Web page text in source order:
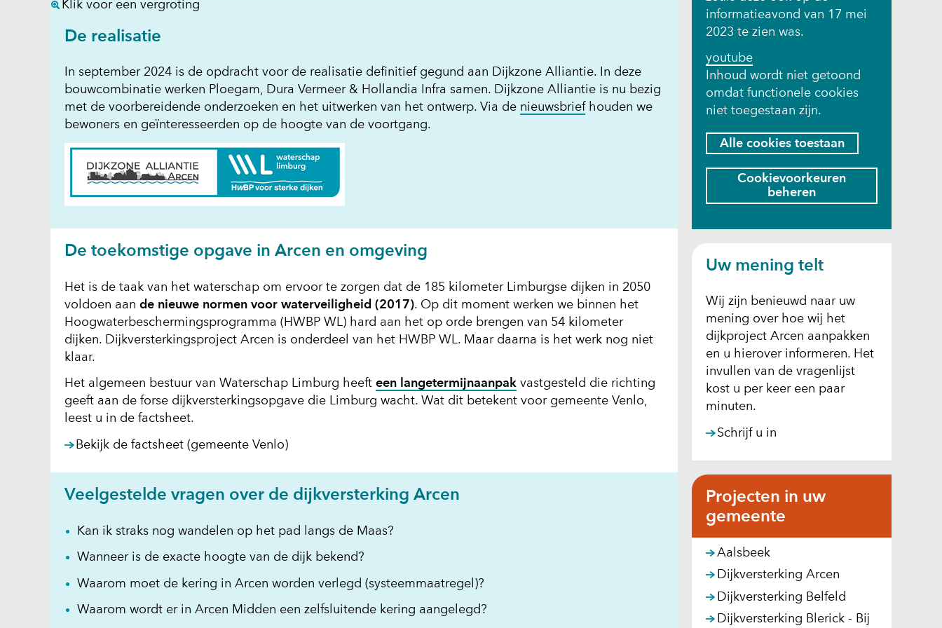
Klik voor een vergroting
De realisatie
In september 2024 is de opdracht voor de realisatie definitief gegund aan Dijkzone Alliantie. In deze
bouwcombinatie werken Ploegam, Dura Vermeer & Hollandia Infra samen. Dijkzone Alliantie is nu bezig
met de voorbereidende onderzoeken en het uitwerken van het ontwerp. Via de nieuwsbrief(opent
andere
houden we
bewoners en geïnteresseerden op de hoogte van de voortgang.
De toekomstige opgave in Arcen en omgeving
Het is de taak van het waterschap om ervoor te zorgen dat de 185 kilometer Limburgse dijken in 2050
voldoen aande nieuwe normen voor waterveiligheid (2017). Op dit moment werken we binnen het
Hoogwaterbeschermingsprogramma (HWBP WL) hard aan het op orde brengen van 54 kilometer
dijken. Dijkversterkingsproject Arcen is onderdeel van het HWBP WL. Maar daarna is het werk nog niet
klaar.
Het algemeen bestuur van Waterschap Limburg heefteen langetermijnaanpak vastgesteld die richting
geeft aan de forse dijkversterkingsopgave die Limburg wacht. Wat dit betekent voor gemeente Venlo,
leest u in de factsheet.
Bekijk de factsheet (gemeente Venlo)(opent
venster)
naar
een
andere
website)
Veelgestelde vragen over de dijkversterking Arcen
Kan ik straks nog wandelen op het pad langs de Maas?
Wanneer is de exacte hoogte van de dijk bekend?
Waarom moet de kering in Arcen worden verlegd (systeemmaatregel)?
Waarom wordt er in Arcen Midden een zelfsluitende kering aangelegd?
informatieavond van 17 mei
2023 te zien was.
youtube
Cookies
toestaan?
Inhoud wordt niet getoond
omdat functionele cookies
niet toegestaan zijn.
Hier
kan
het
gebruik
van
deze
website
toegestaan
of
geweigerd.
Alle cookies toestaan
Cookievoorkeuren
beheren
Uw mening telt
Wij zijn benieuwd naar uw
mening over hoe wij het
dijkproject Arcen aanpakken
en u hierover informeren. Het
invullen van de vragenlijst
kost u per keer een paar
minuten.
Schrijf u in
(verwijst
naar
een
website)
Projecten in uw
gemeente
Aalsbeek
Dijkversterking Arcen
Dijkversterking Belfeld
Dijkversterking Blerick - Bij